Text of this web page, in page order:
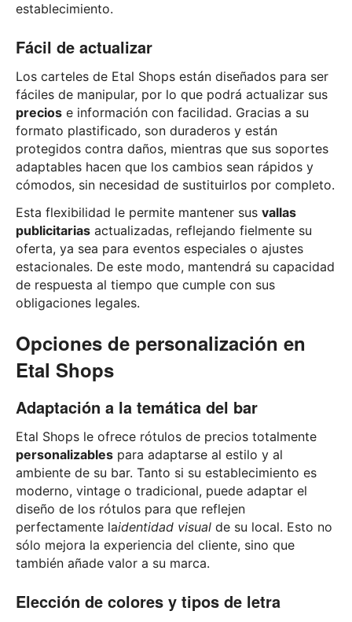
establecimiento.
Fácil de actualizar
Los carteles de Etal Shops están diseñados para ser
fáciles de manipular, por lo que podrá actualizar sus
precios e información con facilidad. Gracias a su
formato plastificado, son duraderos y están
protegidos contra daños, mientras que sus soportes
adaptables hacen que los cambios sean rápidos y
cómodos, sin necesidad de sustituirlos por completo.
Esta flexibilidad le permite mantener sus vallas
publicitarias actualizadas, reflejando fielmente su
oferta, ya sea para eventos especiales o ajustes
estacionales. De este modo, mantendrá su capacidad
de respuesta al tiempo que cumple con sus
obligaciones legales.
Opciones de personalización en
Etal Shops
Adaptación a la temática del bar
Etal Shops le ofrece rótulos de precios totalmente
personalizables para adaptarse al estilo y al
ambiente de su bar. Tanto si su establecimiento es
moderno, vintage o tradicional, puede adaptar el
diseño de los rótulos para que reflejen
perfectamente laidentidad visual de su local. Esto no
sólo mejora la experiencia del cliente, sino que
también añade valor a su marca.
Elección de colores y tipos de letra